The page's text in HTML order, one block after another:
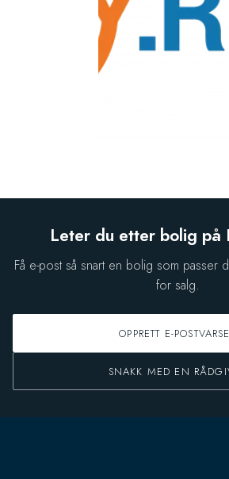
Leter du etter bolig på
Få e-post så snart en bolig som passer
for salg.
OPPRETT E-
SNAKK MED EN